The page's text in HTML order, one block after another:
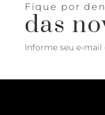
Fique por
das
Informe seu e-mail